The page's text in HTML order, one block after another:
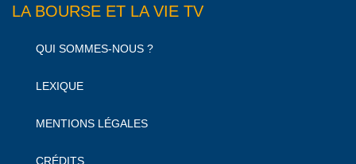
LA BOURSE ET LA VIE TV
QUI SOMMES-NOUS ?
LEXIQUE
MENTIONS LÉGALES
CRÉDITS